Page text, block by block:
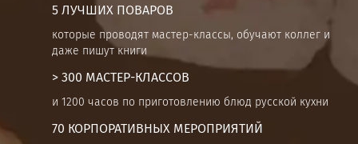
5 ЛУЧШИХ ПОВАРОВ
которые проводят мастер-классы, обучают коллег и
даже пишут книги
> 300 МАСТЕР-КЛАССОВ
и 1200 часов по приготовлению блюд русской кухни
70 КОРПОРАТИВНЫХ МЕРОПРИЯТИЙ